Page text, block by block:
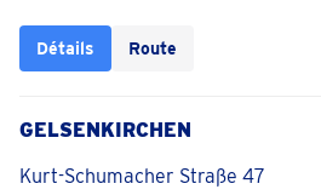
Détails Route
GELSENKIRCHEN
Kurt-Schumacher Straße 47